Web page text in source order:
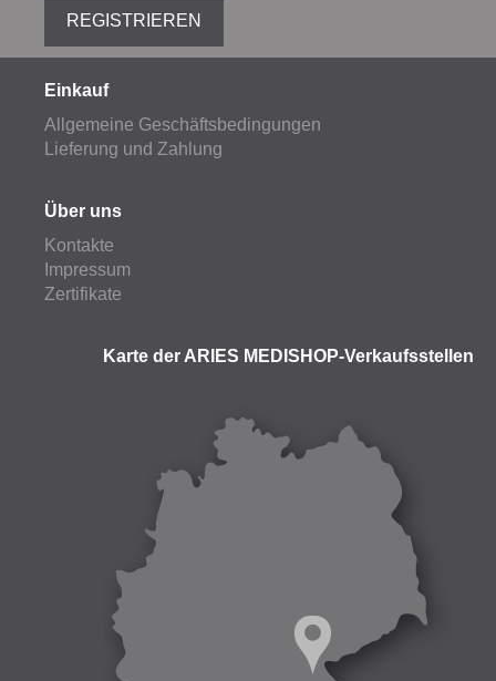
REGISTRIEREN
Einkauf
Allgemeine Geschäftsbedingungen
Lieferung und Zahlung
Über uns
Kontakte
Impressum
Zertifikate
Karte der ARIES MEDISHOP-Verkaufsstellen